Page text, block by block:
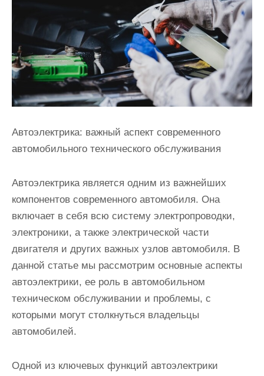
Автоэлектрика: важный аспект современного
автомобильного технического обслуживания
Автоэлектрика является одним из важнейших
компонентов современного автомобиля. Она
включает в себя всю систему электропроводки,
электроники, а также электрической части
двигателя и других важных узлов автомобиля. В
данной статье мы рассмотрим основные аспекты
автоэлектрики, ее роль в автомобильном
техническом обслуживании и проблемы, с
которыми могут столкнуться владельцы
автомобилей.
Одной из ключевых функций автоэлектрики